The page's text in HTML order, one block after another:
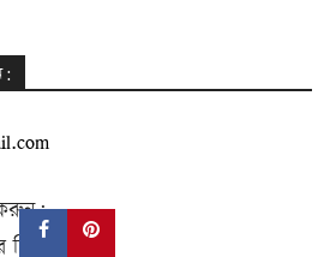
করুন:
শিরোনাম]”